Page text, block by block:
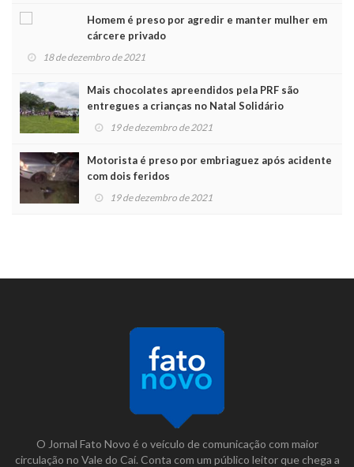
Homem é preso por agredir e manter mulher em
cárcere privado
18 de dezembro de 2021
Mais chocolates apreendidos pela PRF são
entregues a crianças no Natal Solidário
19 de dezembro de 2021
Motorista é preso por embriaguez após acidente
com dois feridos
19 de dezembro de 2021
O Jornal Fato Novo é o veículo de comunicação com maior
circulação no Vale do Caí. Conta com um público leitor que chega a